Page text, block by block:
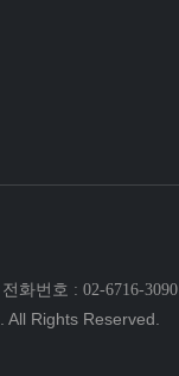
전화번호 : 02-6716-3090
Rights Reserved.